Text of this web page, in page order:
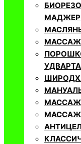
МАССАЖ
МАССАЖ